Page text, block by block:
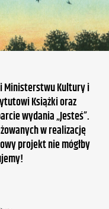
Ministerstwu Kultury i
Książki oraz
wydania „Jesteś”.
w realizację
projekt nie mógłby